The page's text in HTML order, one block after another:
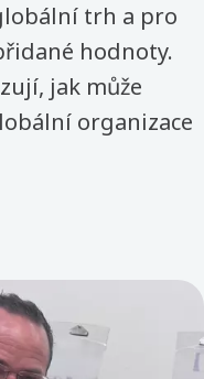
trh a pro
hodnoty.
jak může
organizace